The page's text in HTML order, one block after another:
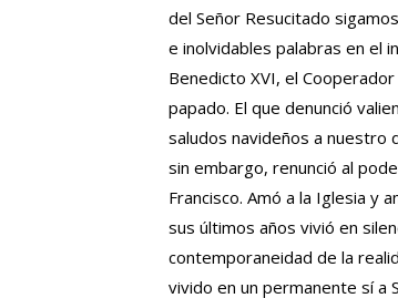
del Señor Resucitado
e inolvidables palabras en el
Benedicto XVI, el
papado. El que denunció
saludos navideños a nuestro
sin embargo, renunció al
Francisco. Amó a la Iglesia y
sus últimos años vivió en
contemporaneidad de la
vivido en un permanente sí a